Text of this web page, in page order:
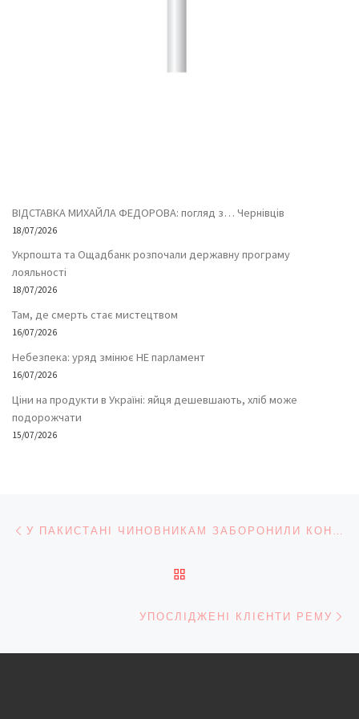
ВІДСТАВКА МИХАЙЛА ФЕДОРОВА: погляд з… Чернівців
18/07/2026
Укрпошта та Ощадбанк розпочали державну програму
лояльності
18/07/2026
Там, де смерть стає мистецтвом
16/07/2026
Небезпека: уряд змінює НЕ парламент
16/07/2026
Ціни на продукти в Україні: яйця дешевшають, хліб може
подорожчати
15/07/2026
Навігація записів
УПОСЛІДЖЕНІ КЛІЄНТИ РЕМУ